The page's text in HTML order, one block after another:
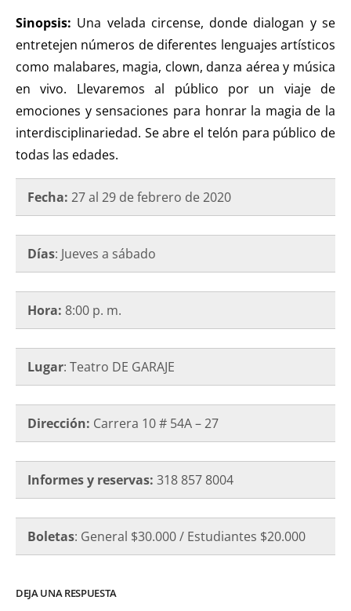
Sinopsis: Una velada circense, donde dialogan y se
entretejen números de diferentes lenguajes artísticos
como malabares, magia, clown, danza aérea y música
en vivo. Llevaremos al público por un viaje de
emociones y sensaciones para honrar la magia de la
interdisciplinariedad. Se abre el telón para público de
todas las edades.
Fecha: 27 al 29 de febrero de 2020
Días: Jueves a sábado
Hora: 8:00 p. m.
Lugar: Teatro DE GARAJE
Dirección: Carrera 10 # 54A – 27
Informes y reservas: 318 857 8004
Boletas: General $30.000 / Estudiantes $20.000
DEJA UNA RESPUESTA